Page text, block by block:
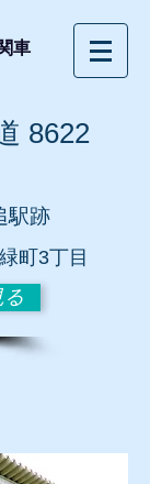
車
8622
駅跡
町3丁目